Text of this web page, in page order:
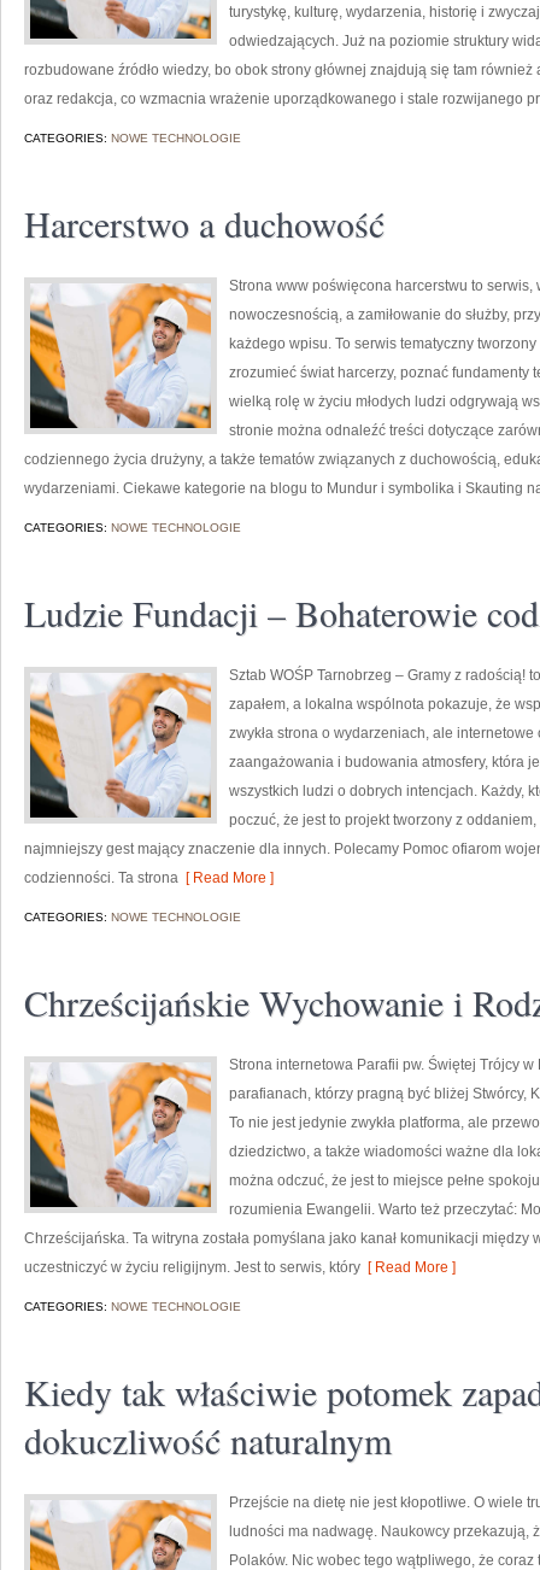
turystykę, kulturę, wydarzenia, historię i
odwiedzających. Już na poziomie struktury
rozbudowane źródło wiedzy, bo obok strony głównej znajdują się tam
oraz redakcja, co wzmacnia wrażenie uporządkowanego i stale rozwijanego
CATEGORIES: NOWE TECHNOLOGIE
Harcerstwo a duchowość
Strona www poświęcona harcerstwu to serwis,
nowoczesnością, a zamiłowanie do służby,
każdego wpisu. To serwis tematyczny
zrozumieć świat harcerzy, poznać fundamenty
wielką rolę w życiu młodych ludzi odgrywają
stronie można odnaleźć treści dotyczące
codziennego życia drużyny, a także tematów związanych z duchowością,
wydarzeniami. Ciekawe kategorie na blogu to Mundur i symbolika i Skauting
CATEGORIES: NOWE TECHNOLOGIE
Ludzie Fundacji – Bohaterowie
Sztab WOŚP Tarnobrzeg – Gramy z radością!
zapałem, a lokalna wspólnota pokazuje, że
zwykła strona o wydarzeniach, ale
zaangażowania i budowania atmosfery, która
wszystkich ludzi o dobrych intencjach. Każdy,
poczuć, że jest to projekt tworzony z
najmniejszy gest mający znaczenie dla innych. Polecamy Pomoc ofiarom
codzienności. Ta strona [ Read More ]
CATEGORIES: NOWE TECHNOLOGIE
Chrześcijańskie Wychowanie i
Strona internetowa Parafii pw. Świętej Trójcy
parafianach, którzy pragną być bliżej Stwórcy,
To nie jest jedynie zwykła platforma, ale
dziedzictwo, a także wiadomości ważne dla
można odczuć, że jest to miejsce pełne
rozumienia Ewangelii. Warto też przeczytać:
Chrześcijańska. Ta witryna została pomyślana jako kanał komunikacji między
uczestniczyć w życiu religijnym. Jest to serwis, który [ Read More ]
CATEGORIES: NOWE TECHNOLOGIE
Kiedy tak właściwie potomek
dokuczliwość naturalnym
Przejście na dietę nie jest kłopotliwe. O wiele
ludności ma nadwagę. Naukowcy przekazują,
Polaków. Nic wobec tego wątpliwego, że